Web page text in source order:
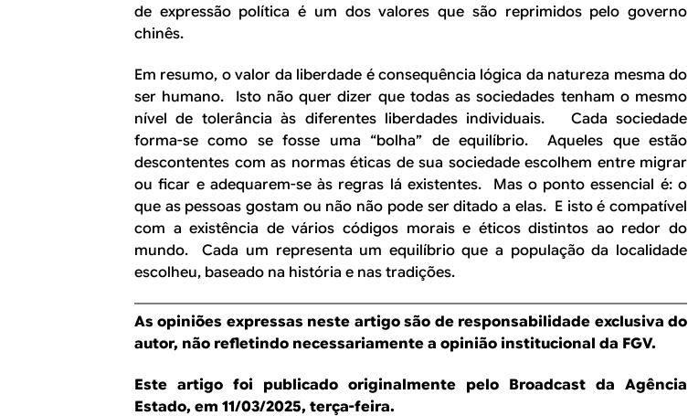
de expressão política é um dos valores que são reprimidos pelo governo
chinês.
Em resumo, o valor da liberdade é consequência lógica da natureza mesma do
ser humano. Isto não quer dizer que todas as sociedades tenham o mesmo
nível de tolerância às diferentes liberdades individuais. Cada sociedade
forma-se como se fosse uma “bolha” de equilíbrio. Aqueles que estão
descontentes com as normas éticas de sua sociedade escolhem entre migrar
ou ficar e adequarem-se às regras lá existentes. Mas o ponto essencial é: o
que as pessoas gostam ou não não pode ser ditado a elas. E isto é compatível
com a existência de vários códigos morais e éticos distintos ao redor do
mundo. Cada um representa um equilíbrio que a população da localidade
escolheu, baseado na história e nas tradições.
As opiniões expressas neste artigo são de responsabilidade exclusiva do
autor, não refletindo necessariamente a opinião institucional da FGV.
Este artigo foi publicado originalmente pelo Broadcast da Agência
Estado, em 11/03/2025, terça-feira.